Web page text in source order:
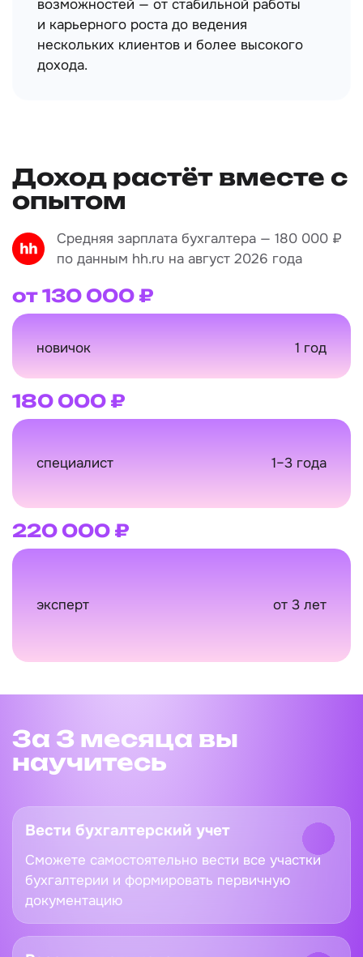
возможностей — от стабильной работы
и карьерного роста до ведения
нескольких клиентов и более высокого
дохода.
Доход растёт вместе с
опытом
Средняя зарплата бухгалтера — 180 000 ₽
по данным hh.ru на август 2026 года
от 130 000 ₽
новичок 1 год
180 000 ₽
специалист 1–3 года
220 000 ₽
эксперт от 3 лет
За 3 месяца вы
научитесь
Вести бухгалтерский учет
Сможете самостоятельно вести все участки
бухгалтерии и формировать первичную
документацию